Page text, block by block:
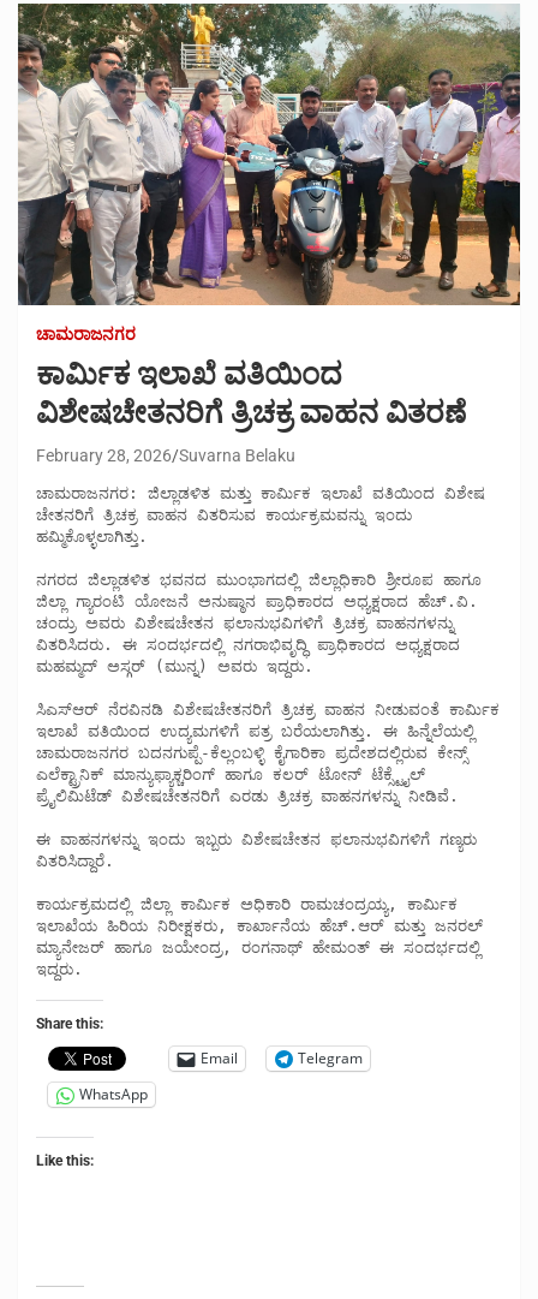
ಚಾಮರಾಜನಗರ
ಕಾರ್ಮಿಕ ಇಲಾಖೆ ವತಿಯಿಂದ
ವಿಶೇಷಚೇತನರಿಗೆ ತ್ರಿಚಕ್ರ ವಾಹನ ವಿತರಣೆ
February 28, 2026 Suvarna Belaku
ಚಾಮರಾಜನಗರ: ಜಿಲ್ಲಾಡಳಿತ ಮತ್ತು ಕಾರ್ಮಿಕ ಇಲಾಖೆ ವತಿಯಿಂದ ವಿಶೇಷ
ಚೇತನರಿಗೆ ತ್ರಿಚಕ್ರ ವಾಹನ ವಿತರಿಸುವ ಕಾರ್ಯಕ್ರಮವನ್ನು ಇಂದು
ಹಮ್ಮಿಕೊಳ್ಳಲಾಗಿತ್ತು.
ನಗರದ ಜಿಲ್ಲಾಡಳಿತ ಭವನದ ಮುಂಭಾಗದಲ್ಲಿ ಜಿಲ್ಲಾಧಿಕಾರಿ ಶ್ರೀರೂಪ ಹಾಗೂ
ಜಿಲ್ಲಾ ಗ್ಯಾರಂಟಿ ಯೋಜನೆ ಅನುಷ್ಠಾನ ಪ್ರಾಧಿಕಾರದ ಅಧ್ಯಕ್ಷರಾದ ಹೆಚ್.ವಿ.
ಚಂದ್ರು ಅವರು ವಿಶೇಷಚೇತನ ಫಲಾನುಭವಿಗಳಿಗೆ ತ್ರಿಚಕ್ರ ವಾಹನಗಳನ್ನು
ವಿತರಿಸಿದರು. ಈ ಸಂದರ್ಭದಲ್ಲಿ ನಗರಾಭಿವೃದ್ಧಿ ಪ್ರಾಧಿಕಾರದ ಅಧ್ಯಕ್ಷರಾದ
ಮಹಮ್ಮದ್ ಅಸ್ಗರ್ (ಮುನ್ನ) ಅವರು ಇದ್ದರು.
ಸಿಎಸ್‍ಆರ್ ನೆರವಿನಡಿ ವಿಶೇಷಚೇತನರಿಗೆ ತ್ರಿಚಕ್ರ ವಾಹನ ನೀಡುವಂತೆ ಕಾರ್ಮಿಕ
ಇಲಾಖೆ ವತಿಯಿಂದ ಉದ್ಯಮಗಳಿಗೆ ಪತ್ರ ಬರೆಯಲಾಗಿತ್ತು. ಈ ಹಿನ್ನೆಲೆಯಲ್ಲಿ
ಚಾಮರಾಜನಗರ ಬದನಗುಪ್ಪೆ-ಕೆಲ್ಲಂಬಳ್ಳಿ ಕೈಗಾರಿಕಾ ಪ್ರದೇಶದಲ್ಲಿರುವ ಕೇನ್ಸ್
ಎಲೆಕ್ಟ್ರಾನಿಕ್ ಮಾನ್ಯುಫ್ಯಾಕ್ಚರಿಂಗ್ ಹಾಗೂ ಕಲರ್ ಟೋನ್ ಟೆಕ್ಸ್ಟೈಲ್
ಪ್ರೈಲಿಮಿಟೆಡ್ ವಿಶೇಷಚೇತನರಿಗೆ ಎರಡು ತ್ರಿಚಕ್ರ ವಾಹನಗಳನ್ನು ನೀಡಿವೆ.
ಈ ವಾಹನಗಳನ್ನು ಇಂದು ಇಬ್ಬರು ವಿಶೇಷಚೇತನ ಫಲಾನುಭವಿಗಳಿಗೆ ಗಣ್ಯರು
ವಿತರಿಸಿದ್ದಾರೆ.
ಕಾರ್ಯಕ್ರಮದಲ್ಲಿ ಜಿಲ್ಲಾ ಕಾರ್ಮಿಕ ಅಧಿಕಾರಿ ರಾಮಚಂದ್ರಯ್ಯ, ಕಾರ್ಮಿಕ
ಇಲಾಖೆಯ ಹಿರಿಯ ನಿರೀಕ್ಷಕರು, ಕಾರ್ಖಾನೆಯ ಹೆಚ್.ಆರ್ ಮತ್ತು ಜನರಲ್
ಮ್ಯಾನೇಜರ್ ಹಾಗೂ ಜಯೇಂದ್ರ, ರಂಗನಾಥ್ ಹೇಮಂತ್ ಈ ಸಂದರ್ಭದಲ್ಲಿ
ಇದ್ದರು.
Share this:
Email
Telegram
WhatsApp
Like this: